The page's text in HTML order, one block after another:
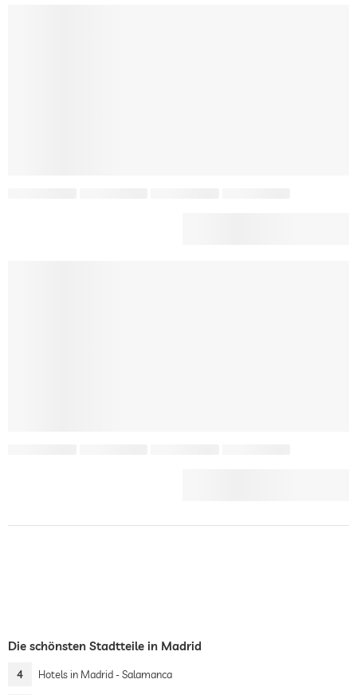
Die schönsten Stadtteile in Madrid
4 Hotels in Madrid - Salamanca